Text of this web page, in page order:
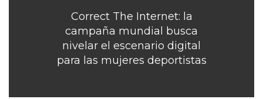
Correct The Internet: la
campaña mundial busca
nivelar el escenario digital
para las mujeres deportistas